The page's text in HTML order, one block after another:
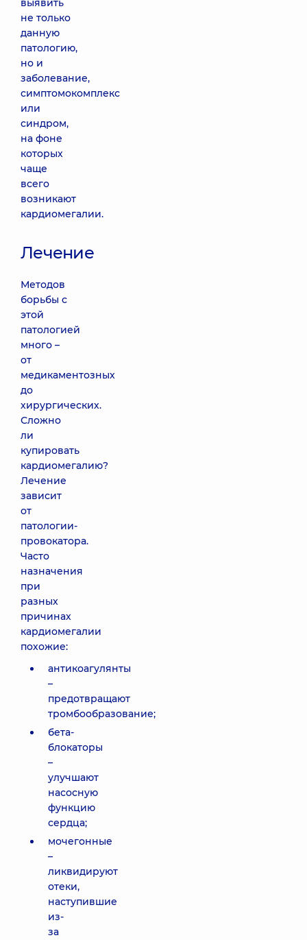
выявить
не только
данную
патологию,
но и
заболевание,
симптомокомплекс
или
синдром,
на фоне
которых
чаще
всего
возникают
кардиомегалии.
Лечение
Методов
борьбы с
этой
патологией
много –
от
медикаментозных
до
хирургических.
Сложно
ли
купировать
кардиомегалию?
Лечение
зависит
от
патологии-
провокатора.
Часто
назначения
при
разных
причинах
кардиомегалии
похожие:
антикоагулянты
–
предотвращают
тромбообразование;
бета-
блокаторы
–
улучшают
насосную
функцию
сердца;
мочегонные
–
ликвидируют
отеки,
наступившие
из-
за